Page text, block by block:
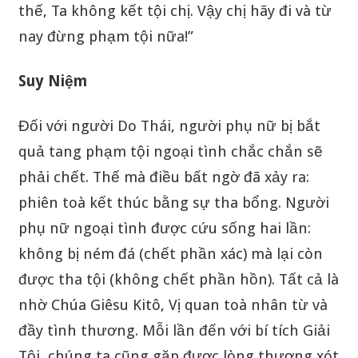
thế, Ta không kết tội chị. Vậy chị hãy đi và từ
nay đừng phạm tội nữa!”
Suy Niệm
Đối với người Do Thái, người phụ nữ bị bắt
quả tang phạm tội ngoại tình chắc chắn sẽ
phải chết. Thế mà điều bất ngờ đã xảy ra:
phiên toà kết thúc bằng sự tha bổng. Người
phụ nữ ngoại tình được cứu sống hai lần:
không bị ném đá (chết phần xác) mà lại còn
được tha tội (không chết phần hồn). Tất cả là
nhờ Chúa Giêsu Kitô, Vị quan toà nhân từ và
đầy tình thương. Mỗi lần đến với bí tích Giải